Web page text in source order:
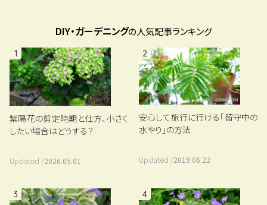
DIY・ガーデニングの人気記事ランキング
1
紫陽花の剪定時期と仕方、小さく
したい場合はどうする？
Updated /2026.05.01
2
安心して旅行に行ける「留守中の
水やり」の方法
Updated /2019.06.22
3 4